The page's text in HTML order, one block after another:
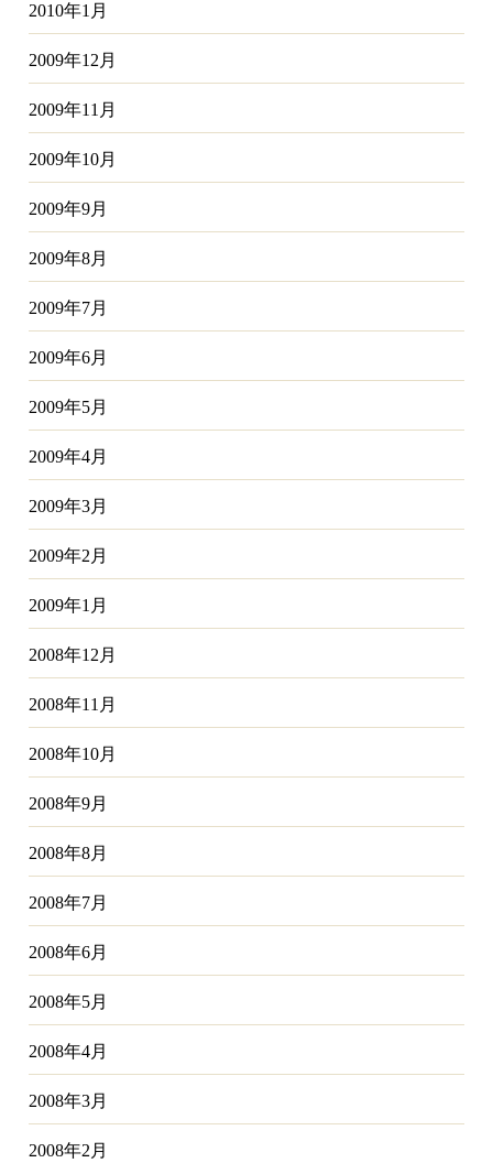
2010年1月
2009年12月
2009年11月
2009年10月
2009年9月
2009年8月
2009年7月
2009年6月
2009年5月
2009年4月
2009年3月
2009年2月
2009年1月
2008年12月
2008年11月
2008年10月
2008年9月
2008年8月
2008年7月
2008年6月
2008年5月
2008年4月
2008年3月
2008年2月